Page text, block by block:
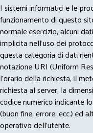
I sistemi informatici e le
funzionamento di questo
normale esercizio, alcuni
implicita nell'uso dei
questa categoria di dati
notazione URI (Uniform
l'orario della richiesta, il
richiesta al server, la
codice numerico indicante
(buon fine, errore, ecc.) ed
operativo dell'utente.